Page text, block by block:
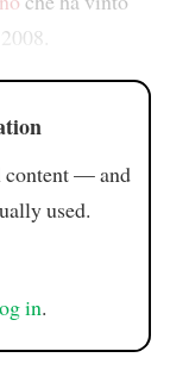
content — and
used.
in.